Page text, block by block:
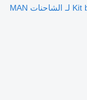
نظام قلاب Kit basculare 2000000375779 لـ الشاحنات MAN